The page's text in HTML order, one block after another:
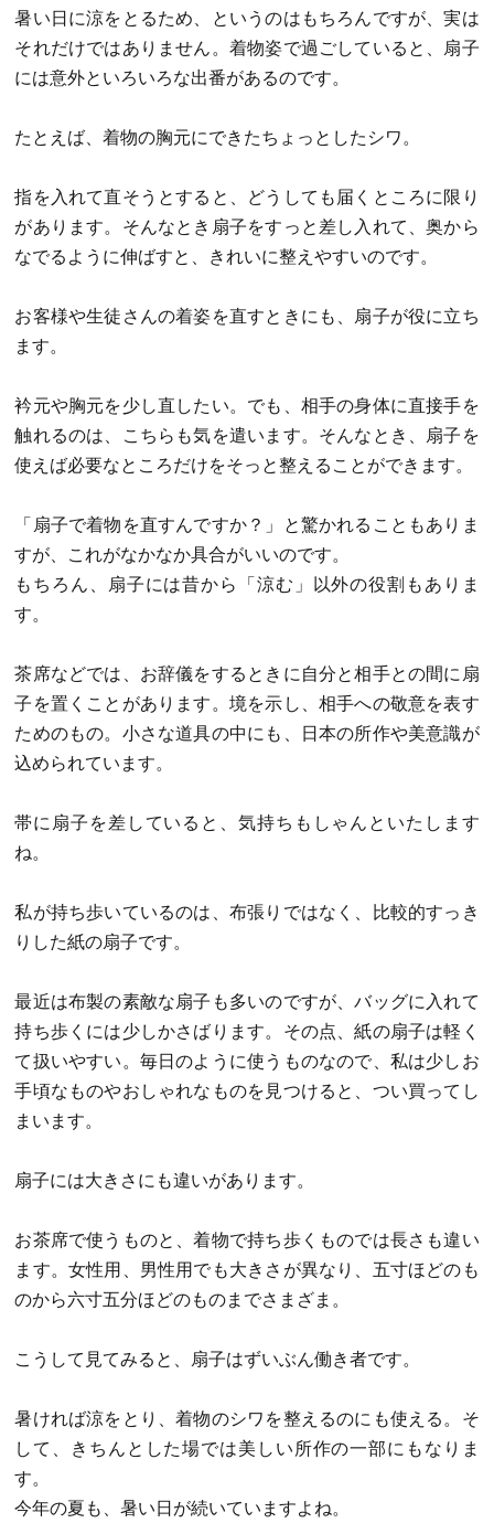
暑い日に涼をとるため、というのはもちろんですが、実は
それだけではありません。着物姿で過ごしていると、扇子
には意外といろいろな出番があるのです。
たとえば、着物の胸元にできたちょっとしたシワ。
指を入れて直そうとすると、どうしても届くところに限り
があります。そんなとき扇子をすっと差し入れて、奥から
なでるように伸ばすと、きれいに整えやすいのです。
お客様や生徒さんの着姿を直すときにも、扇子が役に立ち
ます。
衿元や胸元を少し直したい。でも、相手の身体に直接手を
触れるのは、こちらも気を遣います。そんなとき、扇子を
使えば必要なところだけをそっと整えることができます。
「扇子で着物を直すんですか？」と驚かれることもありま
すが、これがなかなか具合がいいのです。
もちろん、扇子には昔から「涼む」以外の役割もありま
す。
茶席などでは、お辞儀をするときに自分と相手との間に扇
子を置くことがあります。境を示し、相手への敬意を表す
ためのもの。小さな道具の中にも、日本の所作や美意識が
込められています。
帯に扇子を差していると、気持ちもしゃんといたします
ね。
私が持ち歩いているのは、布張りではなく、比較的すっき
りした紙の扇子です。
最近は布製の素敵な扇子も多いのですが、バッグに入れて
持ち歩くには少しかさばります。その点、紙の扇子は軽く
て扱いやすい。毎日のように使うものなので、私は少しお
手頃なものやおしゃれなものを見つけると、つい買ってし
まいます。
扇子には大きさにも違いがあります。
お茶席で使うものと、着物で持ち歩くものでは長さも違い
ます。女性用、男性用でも大きさが異なり、五寸ほどのも
のから六寸五分ほどのものまでさまざま。
こうして見てみると、扇子はずいぶん働き者です。
暑ければ涼をとり、着物のシワを整えるのにも使える。そ
して、きちんとした場では美しい所作の一部にもなりま
す。
今年の夏も、暑い日が続いていますよね。